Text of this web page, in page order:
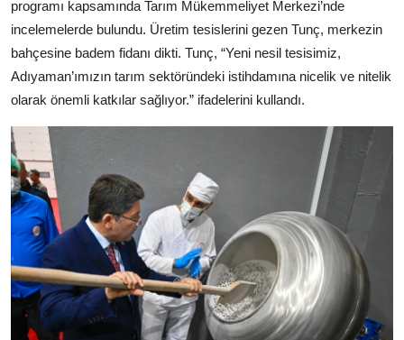
programı kapsamında Tarım Mükemmeliyet Merkezi’nde
incelemelerde bulundu. Üretim tesislerini gezen Tunç, merkezin
bahçesine badem fidanı dikti. Tunç, “Yeni nesil tesisimiz,
Adıyaman’ımızın tarım sektöründeki istihdamına nicelik ve nitelik
olarak önemli katkılar sağlıyor.” ifadelerini kullandı.